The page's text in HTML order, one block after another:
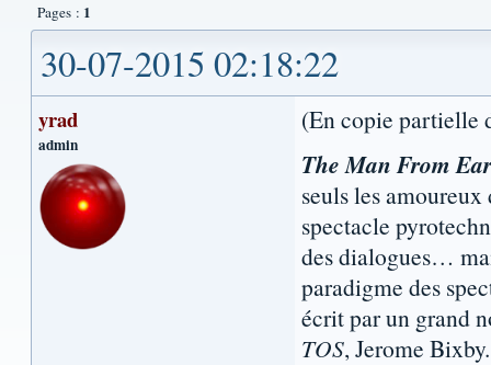
Pages : 1
30-07-2015 02:18:22
yrad
admin
(En copie partielle
The Man From
seuls les
spectacle
des dialogues…
paradigme des
écrit par un grand
TOS, Jerome Bixby.